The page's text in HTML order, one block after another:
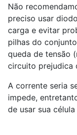
Não
preciso usar
carga e evitar
pilhas do
queda de tensão
circuito prejudica
A corrente seria
impede,
de usar sua